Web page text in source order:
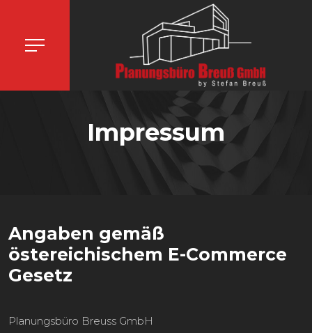
Impressum
Angaben gemäß
östereichischem E-Commerce
Gesetz
Planungsbüro Breuss GmbH